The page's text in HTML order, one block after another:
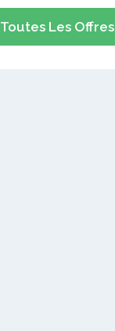
Toutes Les Offres